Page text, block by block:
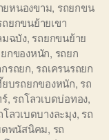
ยหนองขาม, รถยกขน
ถยกขนย้ายเขา
ฉบัง, รถยกขนย้าย
กของหนัก, รถยก
รถยก, รถเครนรถยก
ยบรถยกของหนัก, รถ
, รถโลวเบดบ่อทอง,
โลวเบดบางละมุง, รถ
ดพนัสนิคม, รถ